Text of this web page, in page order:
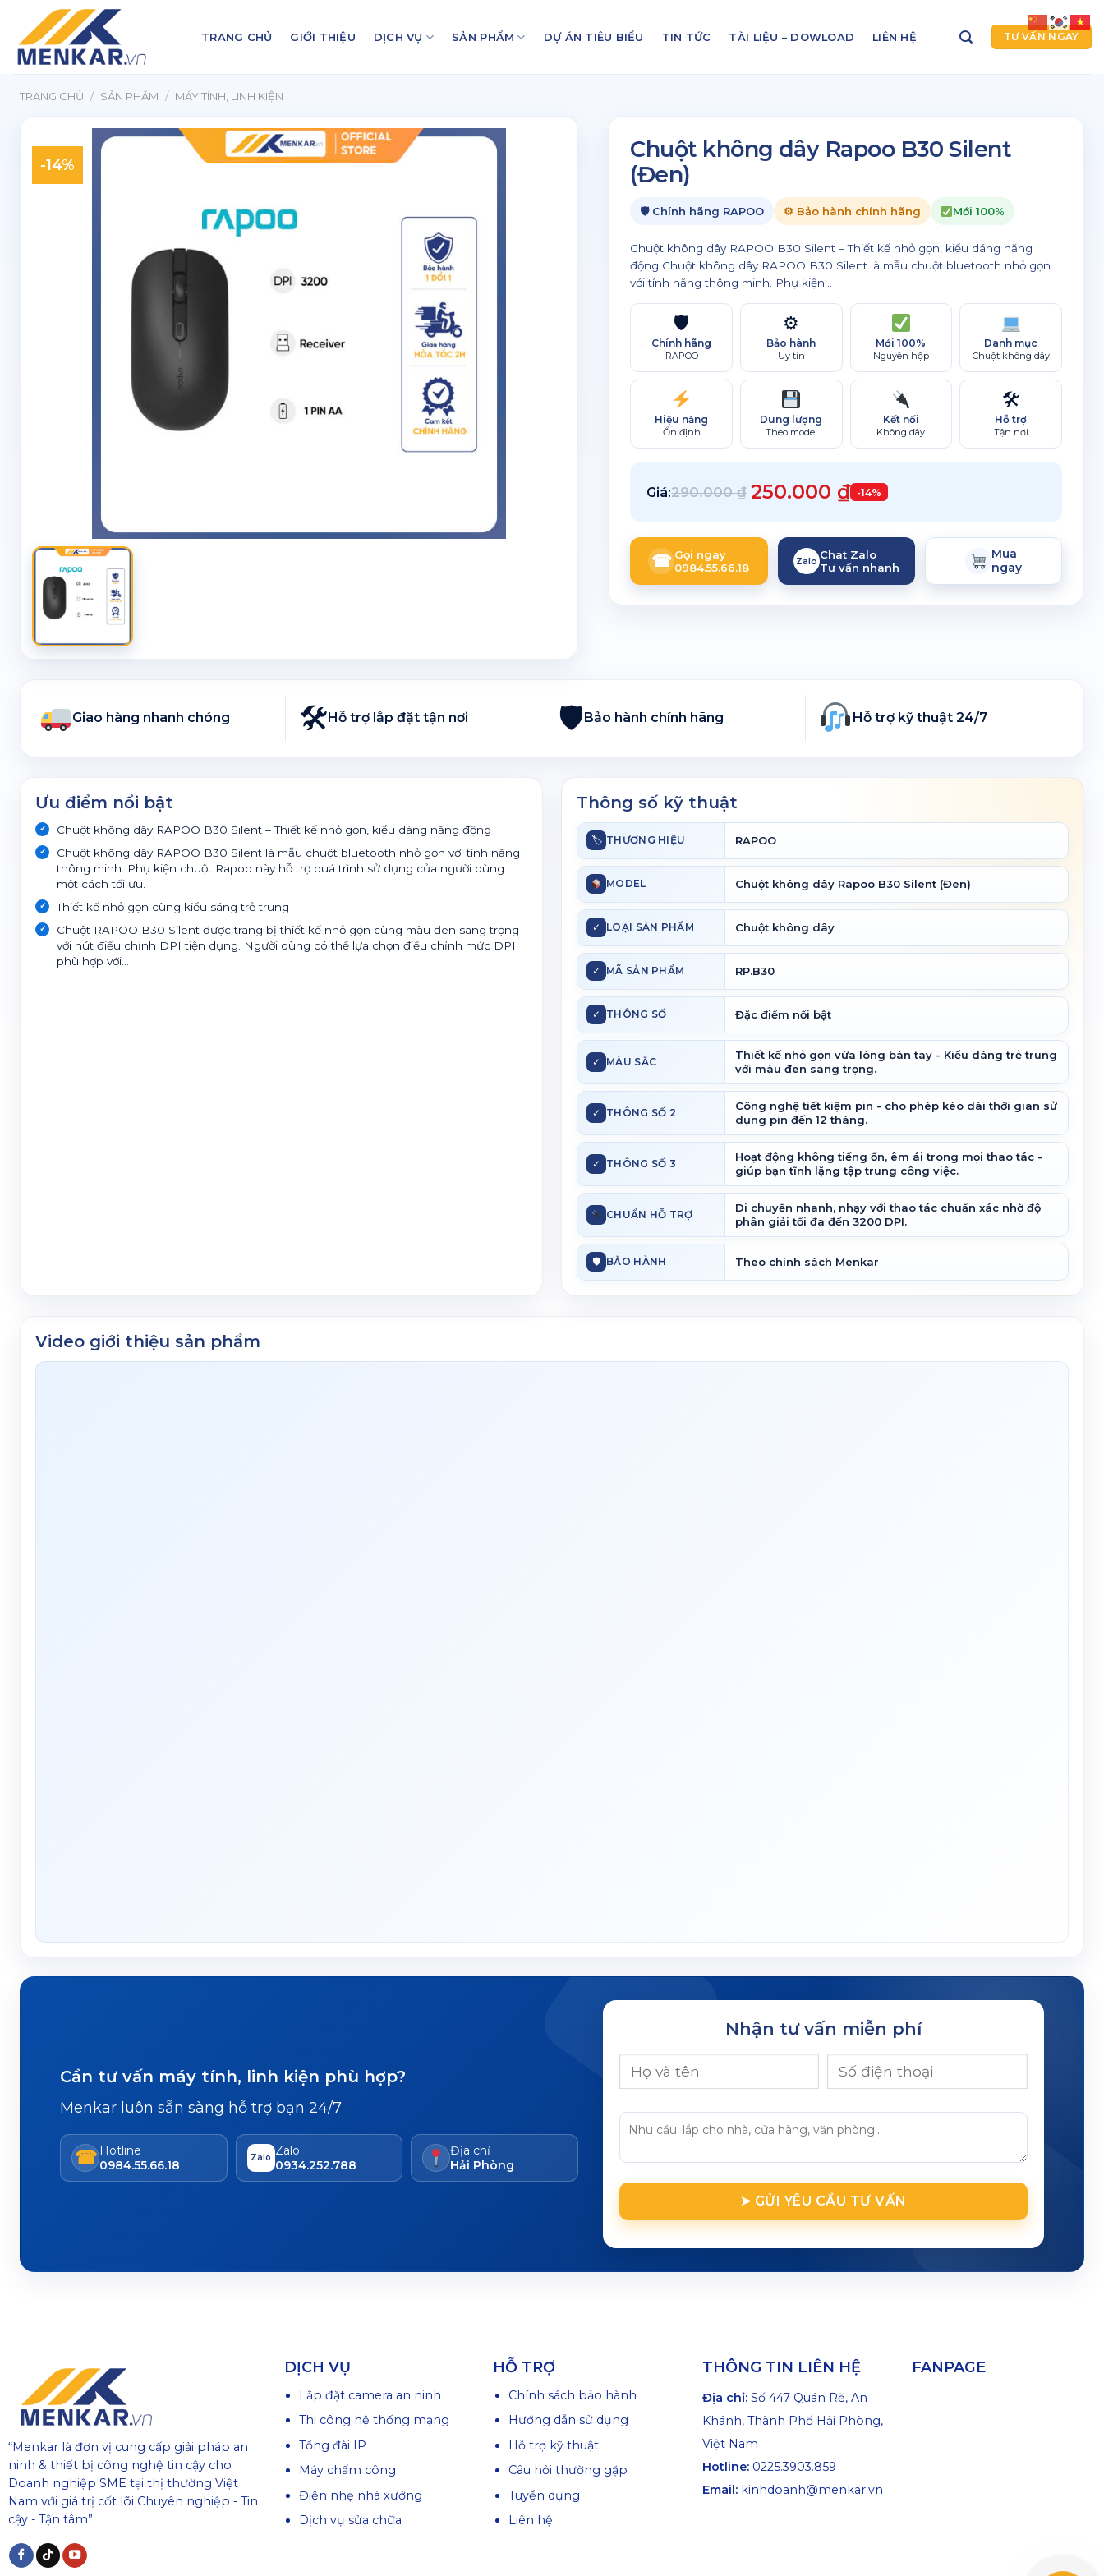
dung
TRANG CHỦ GIỚI THIỆU DỊCH VỤ SẢN PHẨM DỰ ÁN TIÊU BIỂU TIN TỨC TÀI LIỆU – DOWLOAD LIÊN HỆ TƯ VẤN NGAY
TRANG CHỦ / SẢN PHẨM / MÁY TÍNH, LINH KIỆN
-14%
Chuột không dây Rapoo B30 Silent
(Đen)
🛡 Chính hãng RAPOO ⚙ Bảo hành chính hãng Mới 100%
Chuột không dây RAPOO B30 Silent – Thiết kế nhỏ gọn, kiểu dáng năng
động Chuột không dây RAPOO B30 Silent là mẫu chuột bluetooth nhỏ gọn
với tính năng thông minh. Phụ kiện...
🛡
Chính hãng
RAPOO
⚙
Bảo hành
Uy tín
Mới 100%
Nguyên hộp
Danh mục
Chuột không dây
Hiệu năng
Ổn định
Dung lượng
Theo model
Kết nối
Không dây
🛠
Hỗ trợ
Tận nơi
Giá:290.000₫ 250.000 ₫ -14%
☎ Gọi ngay
0984.55.66.18
Zalo Chat Zalo
Tư vấn nhanh
Mua
ngay
Giao hàng nhanh chóng 🛠 Hỗ trợ lắp đặt tận nơi 🛡 Bảo hành chính hãng Hỗ trợ kỹ thuật 24/7
Ưu điểm nổi bật
Chuột không dây RAPOO B30 Silent – Thiết kế nhỏ gọn, kiểu dáng năng động
Chuột không dây RAPOO B30 Silent là mẫu chuột bluetooth nhỏ gọn với tính năng
thông minh. Phụ kiện chuột Rapoo này hỗ trợ quá trình sử dụng của người dùng
một cách tối ưu.
Thiết kế nhỏ gọn cùng kiểu sáng trẻ trung
Chuột RAPOO B30 Silent được trang bị thiết kế nhỏ gọn cùng màu đen sang trọng
với nút điều chỉnh DPI tiện dụng. Người dùng có thể lựa chọn điều chỉnh mức DPI
phù hợp với...
Thông số kỹ thuật
🏷 THƯƠNG HIỆU RAPOO
MODEL Chuột không dây Rapoo B30 Silent (Đen)
✓ LOẠI SẢN PHẨM Chuột không dây
✓ MÃ SẢN PHẨM RP.B30
✓ THÔNG SỐ Đặc điểm nổi bật
✓ MÀU SẮC
Thiết kế nhỏ gọn vừa lòng bàn tay - Kiểu dáng trẻ trung
với màu đen sang trọng.
✓ THÔNG SỐ 2
Công nghệ tiết kiệm pin - cho phép kéo dài thời gian sử
dụng pin đến 12 tháng.
✓ THÔNG SỐ 3
Hoạt động không tiếng ồn, êm ái trong mọi thao tác -
giúp bạn tĩnh lặng tập trung công việc.
CHUẨN HỖ TRỢ
Di chuyển nhanh, nhạy với thao tác chuẩn xác nhờ độ
phân giải tối đa đến 3200 DPI.
🛡 BẢO HÀNH Theo chính sách Menkar
Video giới thiệu sản phẩm
Cần tư vấn máy tính, linh kiện phù hợp?
Menkar luôn sẵn sàng hỗ trợ bạn 24/7
☎ Hotline
0984.55.66.18
Zalo Zalo
0934.252.788
Địa chỉ
Hải Phòng
Nhận tư vấn miễn phí
“Menkar là đơn vị cung cấp giải pháp an
ninh & thiết bị công nghệ tin cậy cho
Doanh nghiệp SME tại thị thường Việt
Nam với giá trị cốt lõi Chuyên nghiệp - Tin
cậy - Tận tâm”.
DỊCH VỤ
Lắp đặt camera an ninh
Thi công hệ thống mạng
Tổng đài IP
Máy chấm công
Điện nhẹ nhà xưởng
Dịch vụ sửa chữa
HỖ TRỢ
Chính sách bảo hành
Hướng dẫn sử dụng
Hỗ trợ kỹ thuật
Câu hỏi thường gặp
Tuyển dụng
Liên hệ
THÔNG TIN LIÊN HỆ
Địa chỉ: Số 447 Quán Rẽ, An
Khánh, Thành Phố Hải Phòng,
Việt Nam
Hotline: 0225.3903.859
Email: kinhdoanh@menkar.vn
FANPAGE